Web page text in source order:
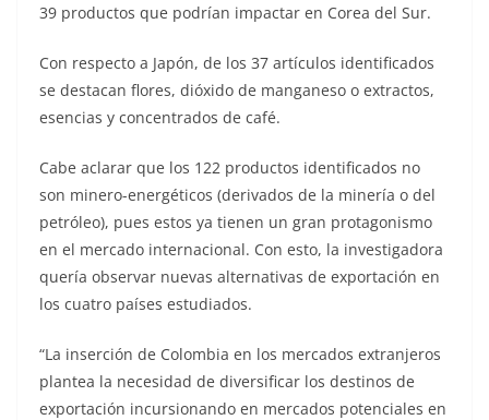
39 productos que podrían impactar en Corea del Sur.
Con respecto a Japón, de los 37 artículos identificados
se destacan flores, dióxido de manganeso o extractos,
esencias y concentrados de café.
Cabe aclarar que los 122 productos identificados no
son minero-energéticos (derivados de la minería o del
petróleo), pues estos ya tienen un gran protagonismo
en el mercado internacional. Con esto, la investigadora
quería observar nuevas alternativas de exportación en
los cuatro países estudiados.
“La inserción de Colombia en los mercados extranjeros
plantea la necesidad de diversificar los destinos de
exportación incursionando en mercados potenciales en